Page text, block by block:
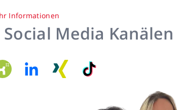
Informationen
Social Media Kanälen